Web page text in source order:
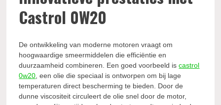
Castrol 0W20
De ontwikkeling van moderne motoren vraagt om
hoogwaardige smeermiddelen die efficiëntie en
duurzaamheid combineren. Een goed voorbeeld iscastrol
0w20, een olie die speciaal is ontworpen om bij lage
temperaturen direct bescherming te bieden. Door de
dunne viscositeit circuleert de olie snel door de motor,